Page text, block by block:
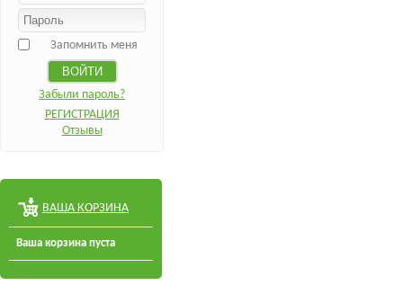
Запомнить меня
Забыли пароль?
РЕГИСТРАЦИЯ
Отзывы
ВАША КОРЗИНА
Ваша корзина пуста